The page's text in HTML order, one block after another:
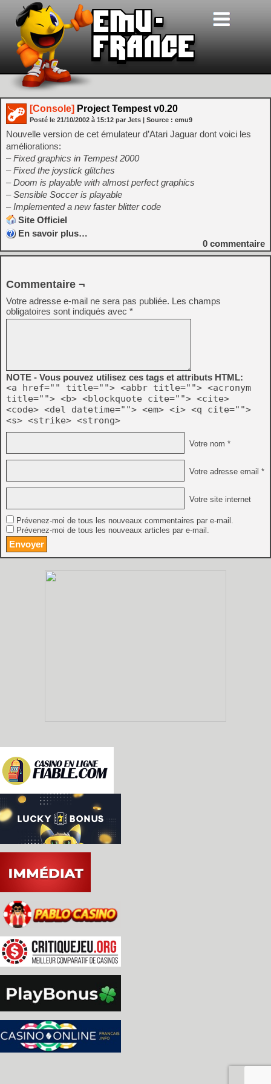
[Console] Project Tempest v0.20
Posté le 21/10/2002 à 15:12 par Jets | Source : emu9
Nouvelle version de cet émulateur d’Atari Jaguar dont voici les
améliorations:
– Fixed graphics in Tempest 2000
– Fixed the joystick glitches
– Doom is playable with almost perfect graphics
– Sensible Soccer is playable
– Implemented a new faster blitter code
Site Officiel
En savoir plus…
0 commentaire
Commentaire ¬
Votre adresse e-mail ne sera pas publiée. Les champs
obligatoires sont indiqués avec *
NOTE - Vous pouvez utilisez ces tags et attributs HTML:
<a href="" title=""> <abbr title=""> <acronym
title=""> <b> <blockquote cite=""> <cite>
<code> <del datetime=""> <em> <i> <q cite="">
<s> <strike> <strong>
Votre nom *
Votre adresse email *
Votre site internet
Prévenez-moi de tous les nouveaux commentaires par e-mail.
Prévenez-moi de tous les nouveaux articles par e-mail.